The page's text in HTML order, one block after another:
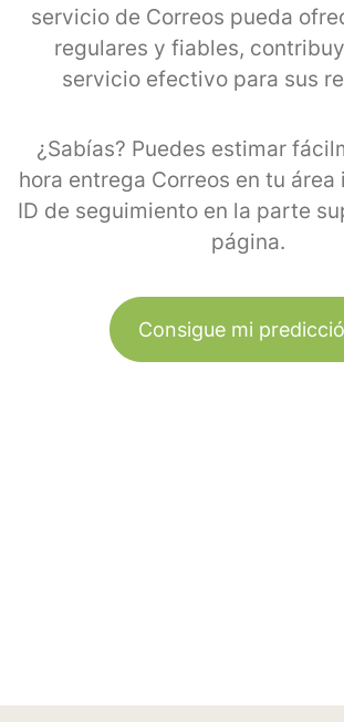
servicio de Correos pueda
regulares y fiables,
servicio efectivo para sus
¿Sabías? Puedes estimar
hora entrega Correos en tu área
ID de seguimiento en la parte
página.
Consigue mi